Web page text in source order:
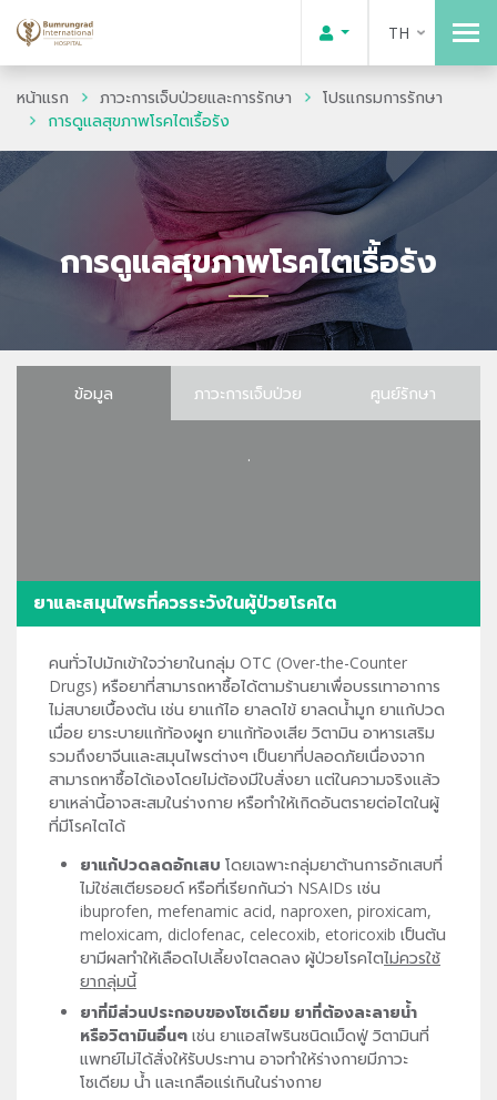
TH
หน้าแรก ภาวะการเจ็บป่วยและการรักษา
โปรแกรมการรักษา
การดูแลสุขภาพโรคไตเรื้อรัง
การดูแลสุขภาพโรคไตเรื้อรัง
ข้อมูล ภาวะการเจ็บป่วย ศูนย์รักษา
.
ยาและสมุนไพรที่ควรระวังในผู้ป่วยโรคไต
คนทั่วไปมักเข้าใจว่ายาในกลุ่ม OTC (Over-the-Counter
Drugs) หรือยาที่สามารถหาซื้อได้ตามร้านยาเพื่อบรรเทาอาการ
ไม่สบายเบื้องต้น เช่น ยาแก้ไอ ยาลดไข้ ยาลดน้ำมูก ยาแก้ปวด
เมื่อย ยาระบายแก้ท้องผูก ยาแก้ท้องเสีย วิตามิน อาหารเสริม
รวมถึงยาจีนและสมุนไพรต่างๆ เป็นยาที่ปลอดภัยเนื่องจาก
สามารถหาซื้อได้เองโดยไม่ต้องมีใบสั่งยา แต่ในความจริงแล้ว
ยาเหล่านี้อาจสะสมในร่างกาย หรือทำให้เกิดอันตรายต่อไตในผู้
ที่มีโรคไตได้
ยาแก้ปวดลดอักเสบ โดยเฉพาะกลุ่มยาต้านการอักเสบที่
ไม่ใช่สเตียรอยด์ หรือที่เรียกกันว่า NSAIDs เช่น
ibuprofen, mefenamic acid, naproxen, piroxicam,
meloxicam, diclofenac, celecoxib, etoricoxib เป็นต้น
ยามีผลทำให้เลือดไปเลี้ยงไตลดลง ผู้ป่วยโรคไตไม่ควรใช้
ยากลุ่มนี้
ยาที่มีส่วนประกอบของโซเดียม ยาที่ต้องละลายน้ำ
หรือวิตามินอื่นๆ เช่น ยาแอสไพรินชนิดเม็ดฟู่ วิตามินที่
แพทย์ไม่ได้สั่งให้รับประทาน อาจทำให้ร่างกายมีภาวะ
โซเดียม น้ำ และเกลือแร่เกินในร่างกาย